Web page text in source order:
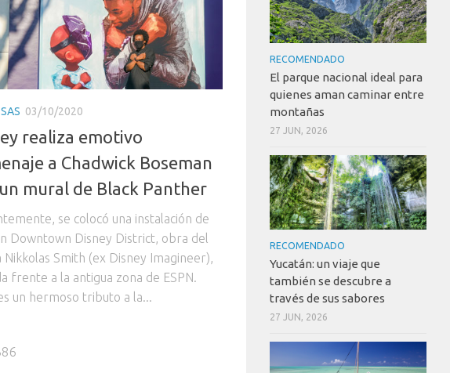
03/10/2020
realiza emotivo
a Chadwick Boseman
mural de Black Panther
se colocó una instalación de
Downtown Disney District, obra del
Nikkolas Smith (ex Disney Imagineer),
frente a la antigua zona de ESPN.
un hermoso tributo a la...
RECOMENDADO
El parque nacional ideal para
quienes aman caminar entre
montañas
27 JUN, 2026
RECOMENDADO
Yucatán: un viaje que
también se descubre a
través de sus sabores
27 JUN, 2026